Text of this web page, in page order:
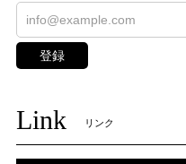
登録
Link リンク